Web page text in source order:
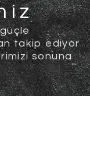
takip ediyor
sonuna